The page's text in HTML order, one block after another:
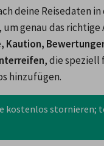
deine Reisedaten
genau das
Kaution,
, die speziell
hinzufügen.
kostenlos stornieren;